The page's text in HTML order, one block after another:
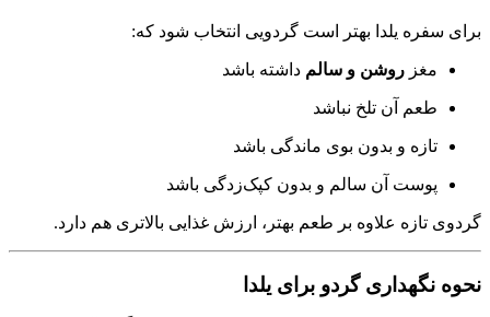
برای سفره یلدا بهتر است گردویی انتخاب شود که:
مغز روشن و سالم داشته باشد
طعم آن تلخ نباشد
تازه و بدون بوی ماندگی باشد
پوست آن سالم و بدون کپک‌زدگی باشد
گردوی تازه علاوه بر طعم بهتر، ارزش غذایی بالاتری هم دارد.
نحوه نگهداری گردو برای یلدا